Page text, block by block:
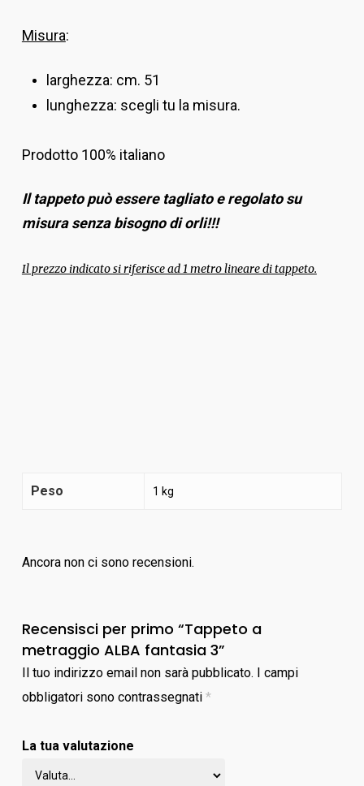
Misura:
larghezza: cm. 51
lunghezza: scegli tu la misura.
Prodotto 100% italiano
Il tappeto può essere tagliato e regolato su
misura senza bisogno di orli!!!
Il prezzo indicato si riferisce ad 1 metro lineare di tappeto.
Peso 1 kg
Ancora non ci sono recensioni.
Recensisci per primo “Tappeto a
metraggio ALBA fantasia 3”
Il tuo indirizzo email non sarà pubblicato. I campi
obbligatori sono contrassegnati *
La tua valutazione